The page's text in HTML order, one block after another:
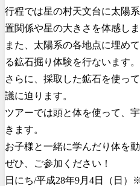
行程では星の村天文台に太陽
置関係や星の大きさを体感しま
また、太陽系の各地点に埋め
る鉱石掘り体験を行ないます。
さらに、採取した鉱石を使っ
議に迫ります。
ツアーでは頭と体を使って、
きます。
お子様と一緒に学んだり体を
ぜひ、ご参加ください！
日にち/平成28年9月4日（日）